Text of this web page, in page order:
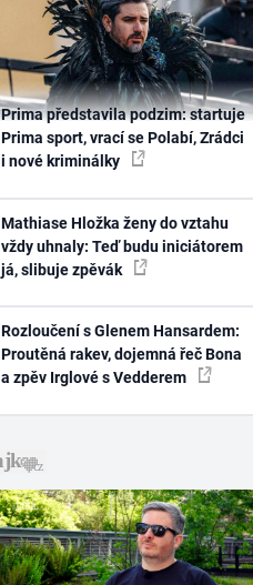
Prima představila podzim: startuje
Prima sport, vrací se Polabí, Zrádci
i nové kriminálky
Mathiase Hložka ženy do vztahu
vždy uhnaly: Teď budu iniciátorem
já, slibuje zpěvák
Rozloučení s Glenem Hansardem:
Proutěná rakev, dojemná řeč Bona
a zpěv Irglové s Vedderem